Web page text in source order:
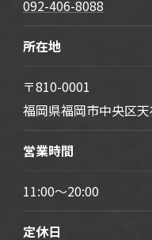
092-406-8088
所在地
〒810-0001
福岡県福岡市中央区
営業時間
11:00～20:00
定休日